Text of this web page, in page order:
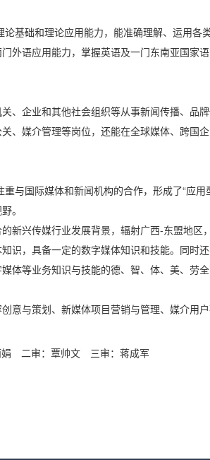
论基础和理论应用能力，能准确理解、运用各
外语应用能力，掌握英语及一门东南亚国家
、企业和其他社会组织等从事新闻传播、品
媒介管理等岗位，还能在全球媒体、跨国
与国际媒体和新闻机构的合作，形成了“应
。
新兴传媒行业发展背景，辐射广西-东盟地区
识，具备一定的数字媒体知识和技能。同时
等业务知识与技能的德、智、体、美、劳
意与策划、新媒体项目营销与管理、媒介用
二审：覃帅文 三审：蒋成军